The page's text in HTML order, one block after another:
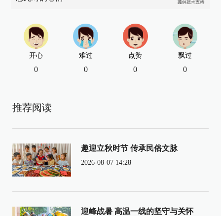
开心
0
难过
0
点赞
0
飘过
0
推荐阅读
趣迎立秋时节 传承民俗文脉
2026-08-07 14:28
迎峰战暑 高温一线的坚守与关怀